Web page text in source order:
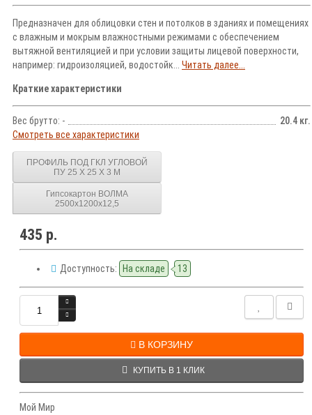
Предназначен для облицовки стен и потолков в зданиях и помещениях
с влажным и мокрым влажностными режимами с обеспечением
вытяжной вентиляцией и при условии защиты лицевой поверхности,
например: гидроизоляцией, водостойк... Читать далее...
Краткие характеристики
Вес брутто: -
20.4 кг.
Смотреть все характеристики
ПРОФИЛЬ ПОД ГКЛ УГЛОВОЙ
ПУ 25 Х 25 Х 3 М
Гипсокартон ВОЛМА
2500х1200х12,5
435 р.
Доступность: На складе 13
В КОРЗИНУ
КУПИТЬ В 1 КЛИК
Мой Мир